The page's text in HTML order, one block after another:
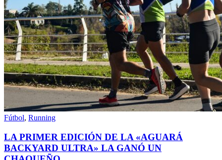
Fútbol, Running
LA PRIMER EDICIÓN DE LA «AGUARÁ
BACKYARD ULTRA» LA GANÓ UN